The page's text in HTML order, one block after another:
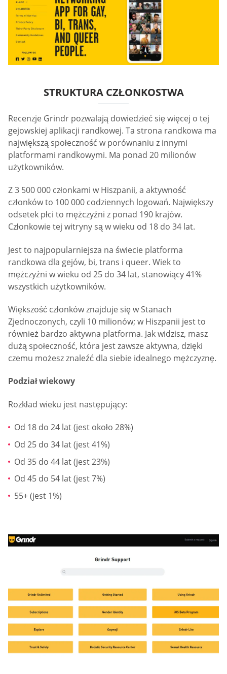
STRUKTURA CZŁONKOSTWA
Recenzje Grindr pozwalają dowiedzieć się więcej o tej
gejowskiej aplikacji randkowej. Ta strona randkowa ma
największą społeczność w porównaniu z innymi
platformami randkowymi. Ma ponad 20 milionów
użytkowników.
Z 3 500 000 członkami w Hiszpanii, a aktywność
członków to 100 000 codziennych logowań. Największy
odsetek płci to mężczyźni z ponad 190 krajów.
Członkowie tej witryny są w wieku od 18 do 34 lat.
Jest to najpopularniejsza na świecie platforma
randkowa dla gejów, bi, trans i queer. Wiek to
mężczyźni w wieku od 25 do 34 lat, stanowiący 41%
wszystkich użytkowników.
Większość członków znajduje się w Stanach
Zjednoczonych, czyli 10 milionów; w Hiszpanii jest to
również bardzo aktywna platforma. Jak widzisz, masz
dużą społeczność, która jest zawsze aktywna, dzięki
czemu możesz znaleźć dla siebie idealnego mężczyznę.
Podział wiekowy
Rozkład wieku jest następujący:
Od 18 do 24 lat (jest około 28%)
Od 25 do 34 lat (jest 41%)
Od 35 do 44 lat (jest 23%)
Od 45 do 54 lat (jest 7%)
55+ (jest 1%)